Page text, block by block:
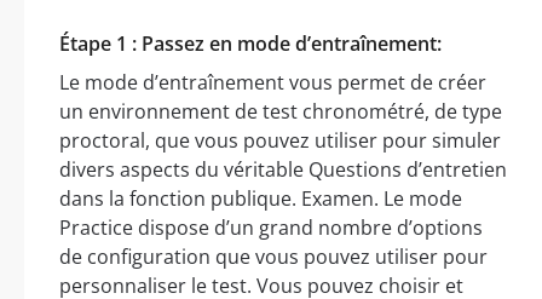
Étape 1 : Passez en mode d’entraînement:
Le mode d’entraînement vous permet de créer
un environnement de test chronométré, de type
proctoral, que vous pouvez utiliser pour simuler
divers aspects du véritable Questions d’entretien
dans la fonction publique. Examen. Le mode
Practice dispose d’un grand nombre d’options
de configuration que vous pouvez utiliser pour
personnaliser le test. Vous pouvez choisir et